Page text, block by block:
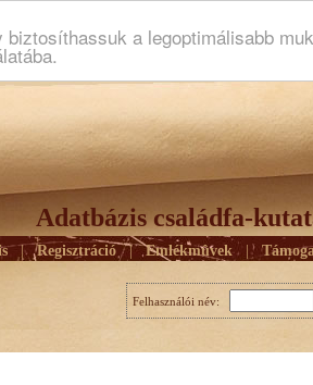
a legoptimálisabb
Adatbázis családfa-
| Regisztráció | Emlékmûvek |
Felhasználói név: